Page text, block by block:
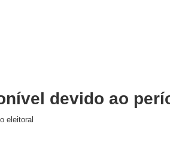
devido ao
eleitoral